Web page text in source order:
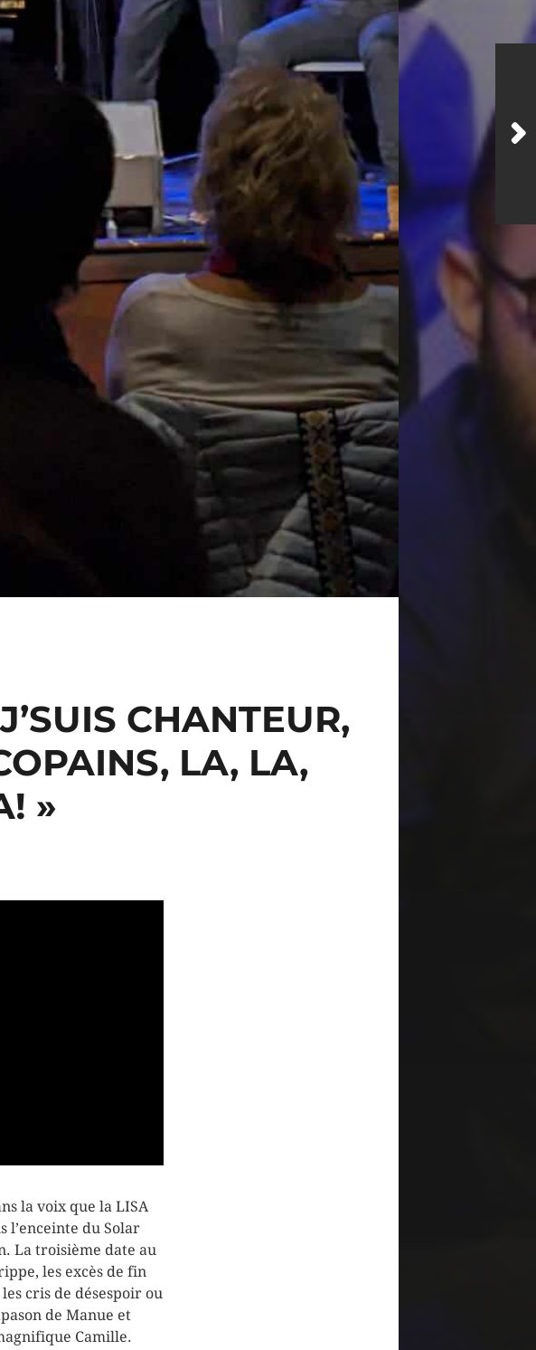
CHANTEUR,
LA, LA,
»
la voix que la LISA
l’enceinte du Solar
La troisième date au
les excès de fin
cris de désespoir ou
de Manue et
Camille.